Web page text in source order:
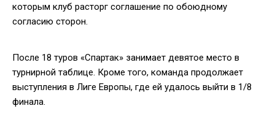
которым клуб расторг соглашение по обоюдному
согласию сторон.
После 18 туров «Спартак» занимает девятое место в
турнирной таблице. Кроме того, команда продолжает
выступления в Лиге Европы, где ей удалось выйти в 1/8
финала.